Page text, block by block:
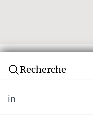
Recherche
in
Newsletter